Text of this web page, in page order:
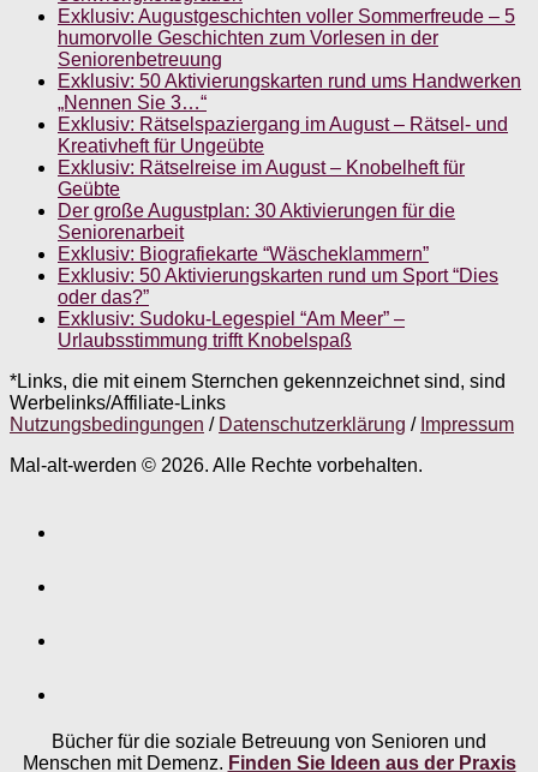
Exklusiv: Augustgeschichten voller Sommerfreude – 5
humorvolle Geschichten zum Vorlesen in der
Seniorenbetreuung
Exklusiv: 50 Aktivierungskarten rund ums Handwerken
„Nennen Sie 3…“
Exklusiv: Rätselspaziergang im August – Rätsel- und
Kreativheft für Ungeübte
Exklusiv: Rätselreise im August – Knobelheft für
Geübte
Der große Augustplan: 30 Aktivierungen für die
Seniorenarbeit
Exklusiv: Biografiekarte “Wäscheklammern”
Exklusiv: 50 Aktivierungskarten rund um Sport “Dies
oder das?”
Exklusiv: Sudoku-Legespiel “Am Meer” –
Urlaubsstimmung trifft Knobelspaß
*Links, die mit einem Sternchen gekennzeichnet sind, sind
Werbelinks/Affiliate-Links
Nutzungsbedingungen / Datenschutzerklärung / Impressum
Mal-alt-werden © 2026. Alle Rechte vorbehalten.
Bücher für die soziale Betreuung von Senioren und
Menschen mit Demenz. Finden Sie Ideen aus der Praxis